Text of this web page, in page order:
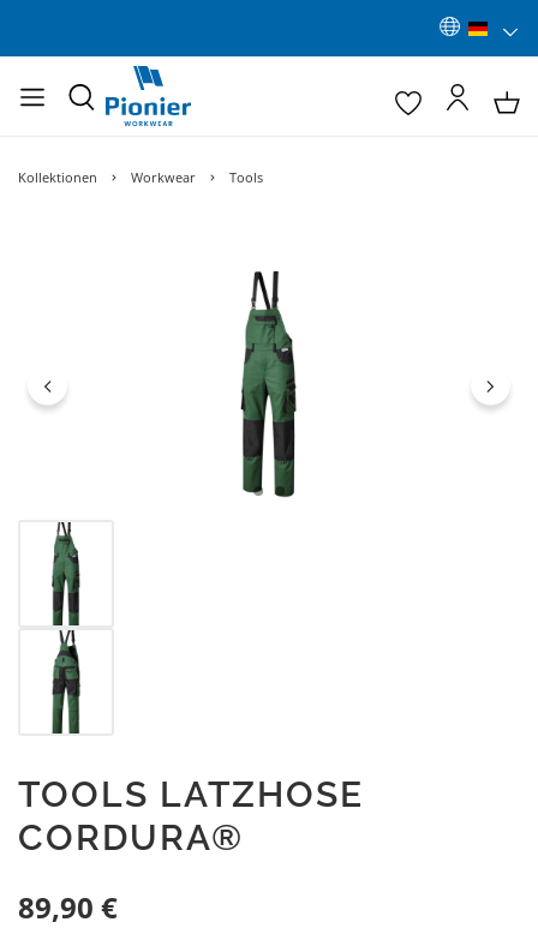
Kollektionen Workwear Tools
TOOLS LATZHOSE
CORDURA®
Regulärer Preis:
89,90 €